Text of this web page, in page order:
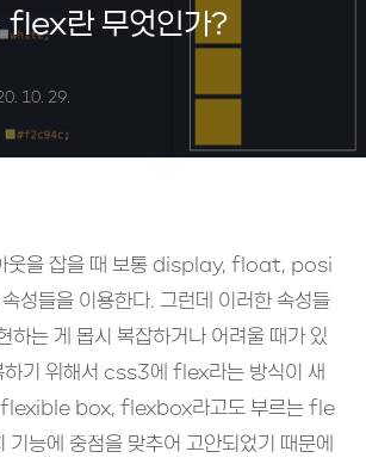
란 무엇인가?
10. 29.
웃을 잡을 때 보통 display, float, posi
들을 이용한다. 그런데 이러한 속성들
하는 게 몹시 복잡하거나 어려울 때가 있
하기 위해서 css3에 flex라는 방식이 새
flexible box, flexbox라고도 부르는 fle
기능에 중점을 맞추어 고안되었기 때문에